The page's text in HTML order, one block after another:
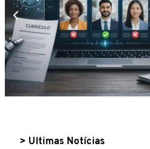
> Ultimas Notícias